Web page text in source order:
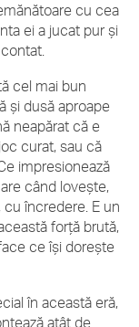
cu cea
ei a jucat pur și
cel mai bun
și dusă aproape
neapărat că e
curat, sau că
impresionează
când lovește,
încredere. E un
forță brută,
ce își dorește
în această eră,
atât de